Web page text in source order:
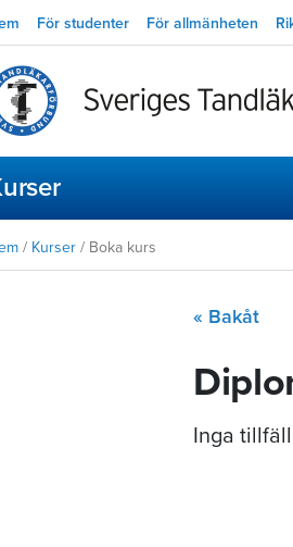
För studenter För allmänheten
/ Kurser / Boka kurs
« Bakåt
Inga